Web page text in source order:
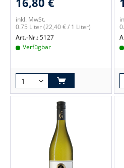
inkl. MwSt.
0.75 Liter(22,40 € / 1 Liter)
Art.-Nr.:5127
Verfügbar